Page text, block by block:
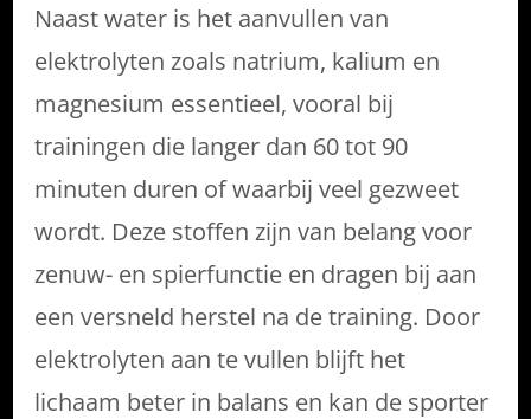
Naast water is het aanvullen van
elektrolyten zoals natrium, kalium en
magnesium essentieel, vooral bij
trainingen die langer dan 60 tot 90
minuten duren of waarbij veel gezweet
wordt. Deze stoffen zijn van belang voor
zenuw- en spierfunctie en dragen bij aan
een versneld herstel na de training. Door
elektrolyten aan te vullen blijft het
lichaam beter in balans en kan de sporter